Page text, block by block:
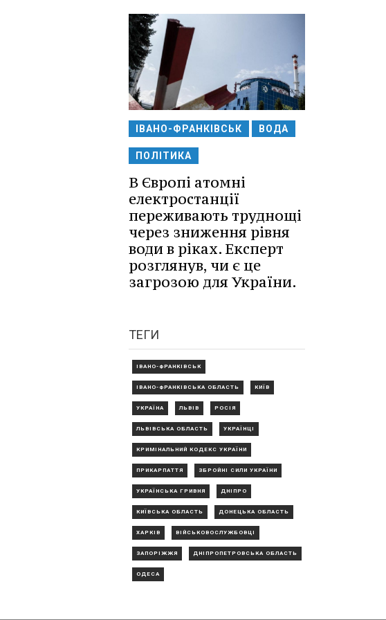
ІВАНО-ФРАНКІВСЬК ВОДА
ПОЛІТИКА
В Європі атомні
електростанції
переживають труднощі
через зниження рівня
води в ріках. Експерт
розглянув, чи є це
загрозою для України.
ТЕГИ
ІВАНО-ФРАНКІВСЬК
ІВАНО-ФРАНКІВСЬКА ОБЛАСТЬ КИЇВ
УКРАЇНА ЛЬВІВ РОСІЯ
ЛЬВІВСЬКА ОБЛАСТЬ УКРАЇНЦІ
КРИМІНАЛЬНИЙ КОДЕКС УКРАЇНИ
ПРИКАРПАТТЯ ЗБРОЙНІ СИЛИ УКРАЇНИ
УКРАЇНСЬКА ГРИВНЯ ДНІПРО
КИЇВСЬКА ОБЛАСТЬ ДОНЕЦЬКА ОБЛАСТЬ
ХАРКІВ ВІЙСЬКОВОСЛУЖБОВЦІ
ЗАПОРІЖЖЯ ДНІПРОПЕТРОВСЬКА ОБЛАСТЬ
ОДЕСА